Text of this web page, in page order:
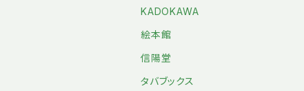
KADOKAWA
絵本館
信陽堂
タバブックス